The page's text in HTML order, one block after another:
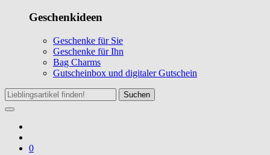
Geschenkideen
Geschenke für Sie
Geschenke für Ihn
Bag Charms
Gutscheinbox und digitaler Gutschein
Suchen
0